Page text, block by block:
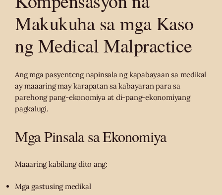
Makukuha sa mga Kaso
ng Medical Malpractice
Ang mga pasyenteng napinsala ng kapabayaan sa medikal
ay maaaring may karapatan sa kabayaran para sa
parehong pang-ekonomiya at di-pang-ekonomiyang
pagkalugi.
Mga Pinsala sa Ekonomiya
Maaaring kabilang dito ang:
Mga gastusing medikal